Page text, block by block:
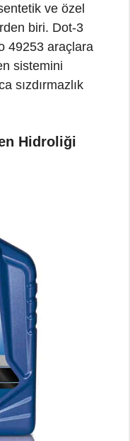
ve özel
biri. Dot-3
49253 araçlara
sistemini
sızdırmazlık
Hidroliği